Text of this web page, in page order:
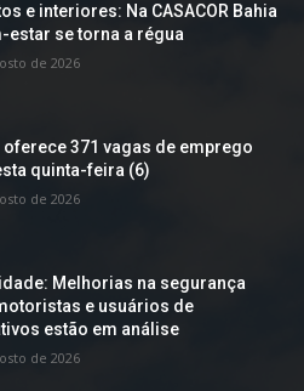
e interiores: Na CASACOR Bahia
estar se torna a régua
de 2026
oferece 371 vagas de emprego
quinta-feira (6)
de 2026
Melhorias na segurança
e usuários de
estão em análise
de 2026